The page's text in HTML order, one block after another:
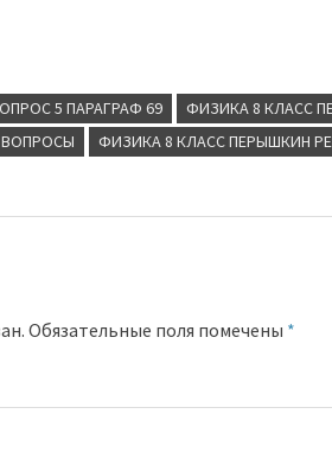
5 ПАРАГРАФ 69
ФИЗИКА 8 КЛАСС
ВОПРОСЫ
ФИЗИКА 8 КЛАСС ПЕРЫШКИН
Обязательные поля помечены *